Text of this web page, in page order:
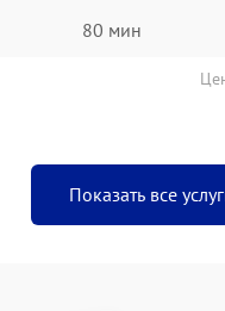
80 мин
Показать все